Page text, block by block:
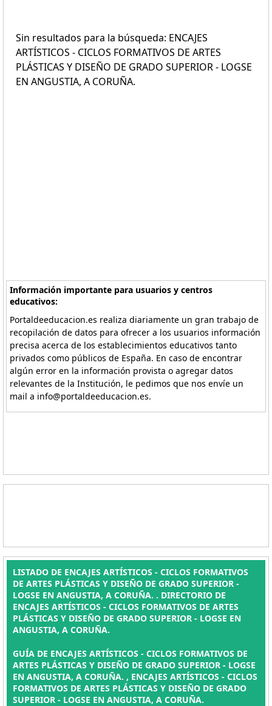
Sin resultados para la búsqueda: ENCAJES
ARTÍSTICOS - CICLOS FORMATIVOS DE ARTES
PLÁSTICAS Y DISEÑO DE GRADO SUPERIOR - LOGSE
EN ANGUSTIA, A CORUÑA.
Información importante para usuarios y centros
educativos:
Portaldeeducacion.es realiza diariamente un gran trabajo de
recopilación de datos para ofrecer a los usuarios información
precisa acerca de los establecimientos educativos tanto
privados como públicos de España. En caso de encontrar
algún error en la información provista o agregar datos
relevantes de la Institución, le pedimos que nos envíe un
mail a info@portaldeeducacion.es.
LISTADO DE ENCAJES ARTÍSTICOS - CICLOS FORMATIVOS
DE ARTES PLÁSTICAS Y DISEÑO DE GRADO SUPERIOR -
LOGSE EN ANGUSTIA, A CORUÑA. . DIRECTORIO DE
ENCAJES ARTÍSTICOS - CICLOS FORMATIVOS DE ARTES
PLÁSTICAS Y DISEÑO DE GRADO SUPERIOR - LOGSE EN
ANGUSTIA, A CORUÑA.
GUÍA DE ENCAJES ARTÍSTICOS - CICLOS FORMATIVOS DE
ARTES PLÁSTICAS Y DISEÑO DE GRADO SUPERIOR - LOGSE
EN ANGUSTIA, A CORUÑA. , ENCAJES ARTÍSTICOS - CICLOS
FORMATIVOS DE ARTES PLÁSTICAS Y DISEÑO DE GRADO
SUPERIOR - LOGSE EN ANGUSTIA, A CORUÑA.